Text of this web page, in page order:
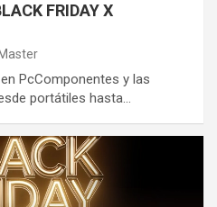
FRIDAY X
PcComponentes y las
portátiles hasta…